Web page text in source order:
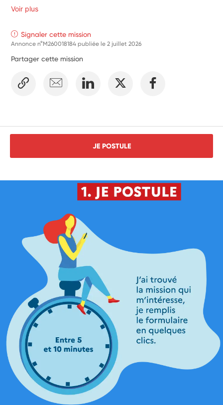
Voir plus
Signaler cette mission
Annonce n°M260018184 publiée le2 juillet 2026
Partager cette mission
JE POSTULE